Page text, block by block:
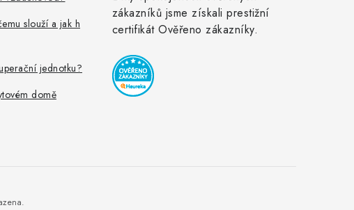
slouží a jak h
jednotku?
domě
zákazníků jsme získali prestižní
certifikát Ověřeno zákazníky.